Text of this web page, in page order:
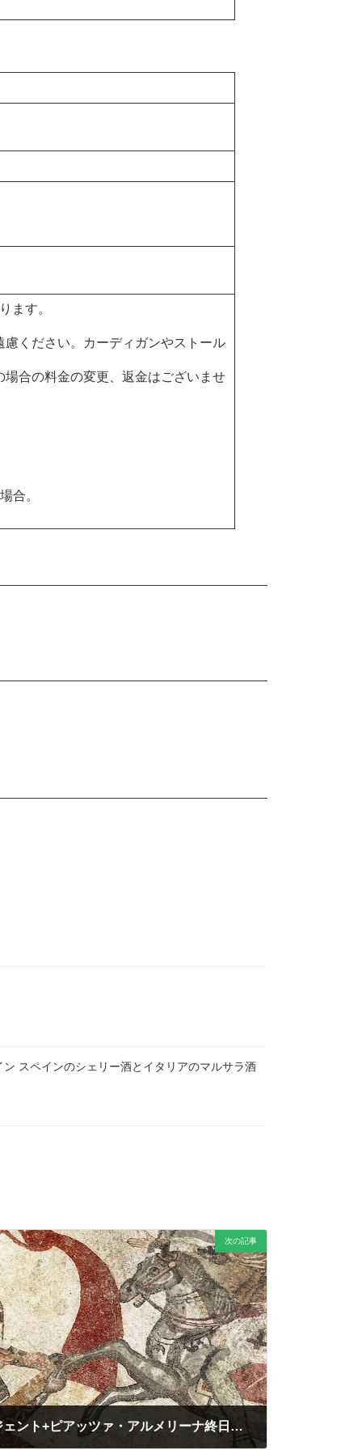
ます。
ください。カーディガンやストール
合の料金の変更、返金はございませ
合。
スペインのシェリー酒とイタリアのマルサラ酒
次の記事
タオルミーナ発 アグリジェント+ピアッツァ・アルメリーナ終日プラン